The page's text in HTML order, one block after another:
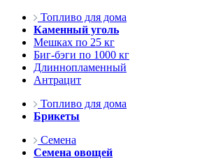
Топливо для дома
Каменный уголь
Мешках по 25 кг
Биг-бэги по 1000 кг
Длиннопламенный
Антрацит
Топливо для дома
Брикеты
Семена
Семена овощей